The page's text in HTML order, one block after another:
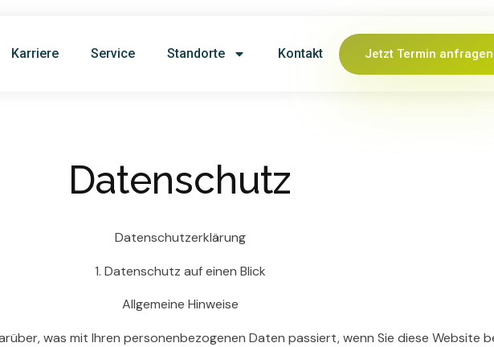
Karriere Service Standorte Kontakt Jetzt Termin anfragen
Datenschutz
Datenschutzerklärung
1. Datenschutz auf einen Blick
Allgemeine Hinweise
was mit Ihren personenbezogenen Daten passiert, wenn Sie diese Website